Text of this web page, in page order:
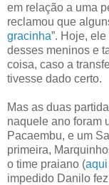
em relação a uma
reclamou que
gracinha”. Hoje,
desses meninos e
coisa, caso a
tivesse dado certo.
Mas as duas
naquele ano foram
Pacaembu, e um
primeira,
o time praiano (aqui
impedido Danilo